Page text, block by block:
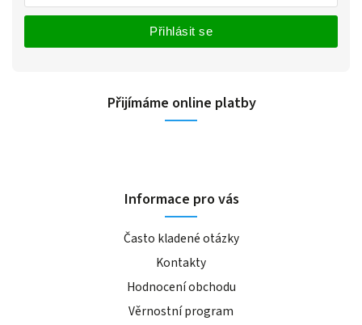
Přihlásit se
Přijímáme online platby
Informace pro vás
Často kladené otázky
Kontakty
Hodnocení obchodu
Věrnostní program